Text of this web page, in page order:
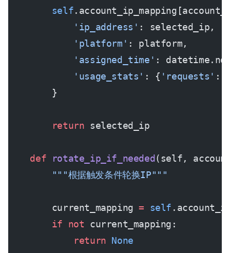
        self
            'ip_address'
: selected_ip,
            'platform'
: platform,
            'assigned_time'
:
            'usage_stats'
: { 'requests' :
        }
        return
selected_ip
    def
rotate_ip_if_needed (self,
        """根据触发条件轮换IP"""
        current_mapping
= self
        if
not current_mapping:
            return
None